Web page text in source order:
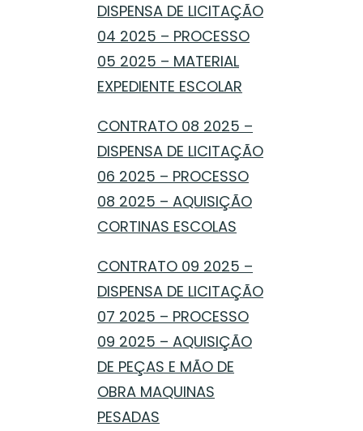
DISPENSA DE LICITAÇÃO
04 2025 – PROCESSO
05 2025 – MATERIAL
EXPEDIENTE ESCOLAR
CONTRATO 08 2025 –
DISPENSA DE LICITAÇÃO
06 2025 – PROCESSO
08 2025 – AQUISIÇÃO
CORTINAS ESCOLAS
CONTRATO 09 2025 –
DISPENSA DE LICITAÇÃO
07 2025 – PROCESSO
09 2025 – AQUISIÇÃO
DE PEÇAS E MÃO DE
OBRA MAQUINAS
PESADAS